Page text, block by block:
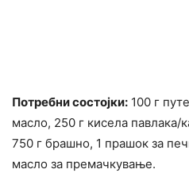
Потребни состојки: 100 г
масло, 250 г кисела павлака/
750 г брашно, 1 прашок за
масло за премачкување.